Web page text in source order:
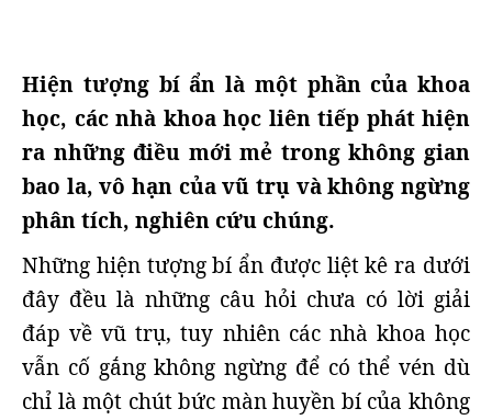
Hiện tượng bí ẩn là một phần của khoa
học, các nhà khoa học liên tiếp phát hiện
ra những điều mới mẻ trong không gian
bao la, vô hạn của vũ trụ và không ngừng
phân tích, nghiên cứu chúng.
Những hiện tượng bí ẩn được liệt kê ra dưới
đây đều là những câu hỏi chưa có lời giải
đáp về vũ trụ, tuy nhiên các nhà khoa học
vẫn cố gắng không ngừng để có thể vén dù
chỉ là một chút bức màn huyền bí của không